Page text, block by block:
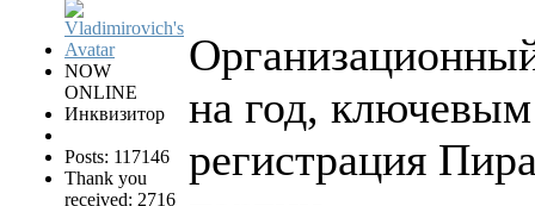
NOW
ONLINE
Инквизитор
Posts: 117146
Thank you
received: 2716
на год, ключевым
регистрация